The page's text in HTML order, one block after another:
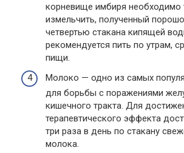
корневище имбиря необходимо
измельчить, полученный
четвертью стакана кипящей
рекомендуется пить по утрам,
пищи.
Молоко — одно из самых
для борьбы с поражениями
кишечного тракта. Для
терапевтического эффекта
три раза в день по стакану
молока.